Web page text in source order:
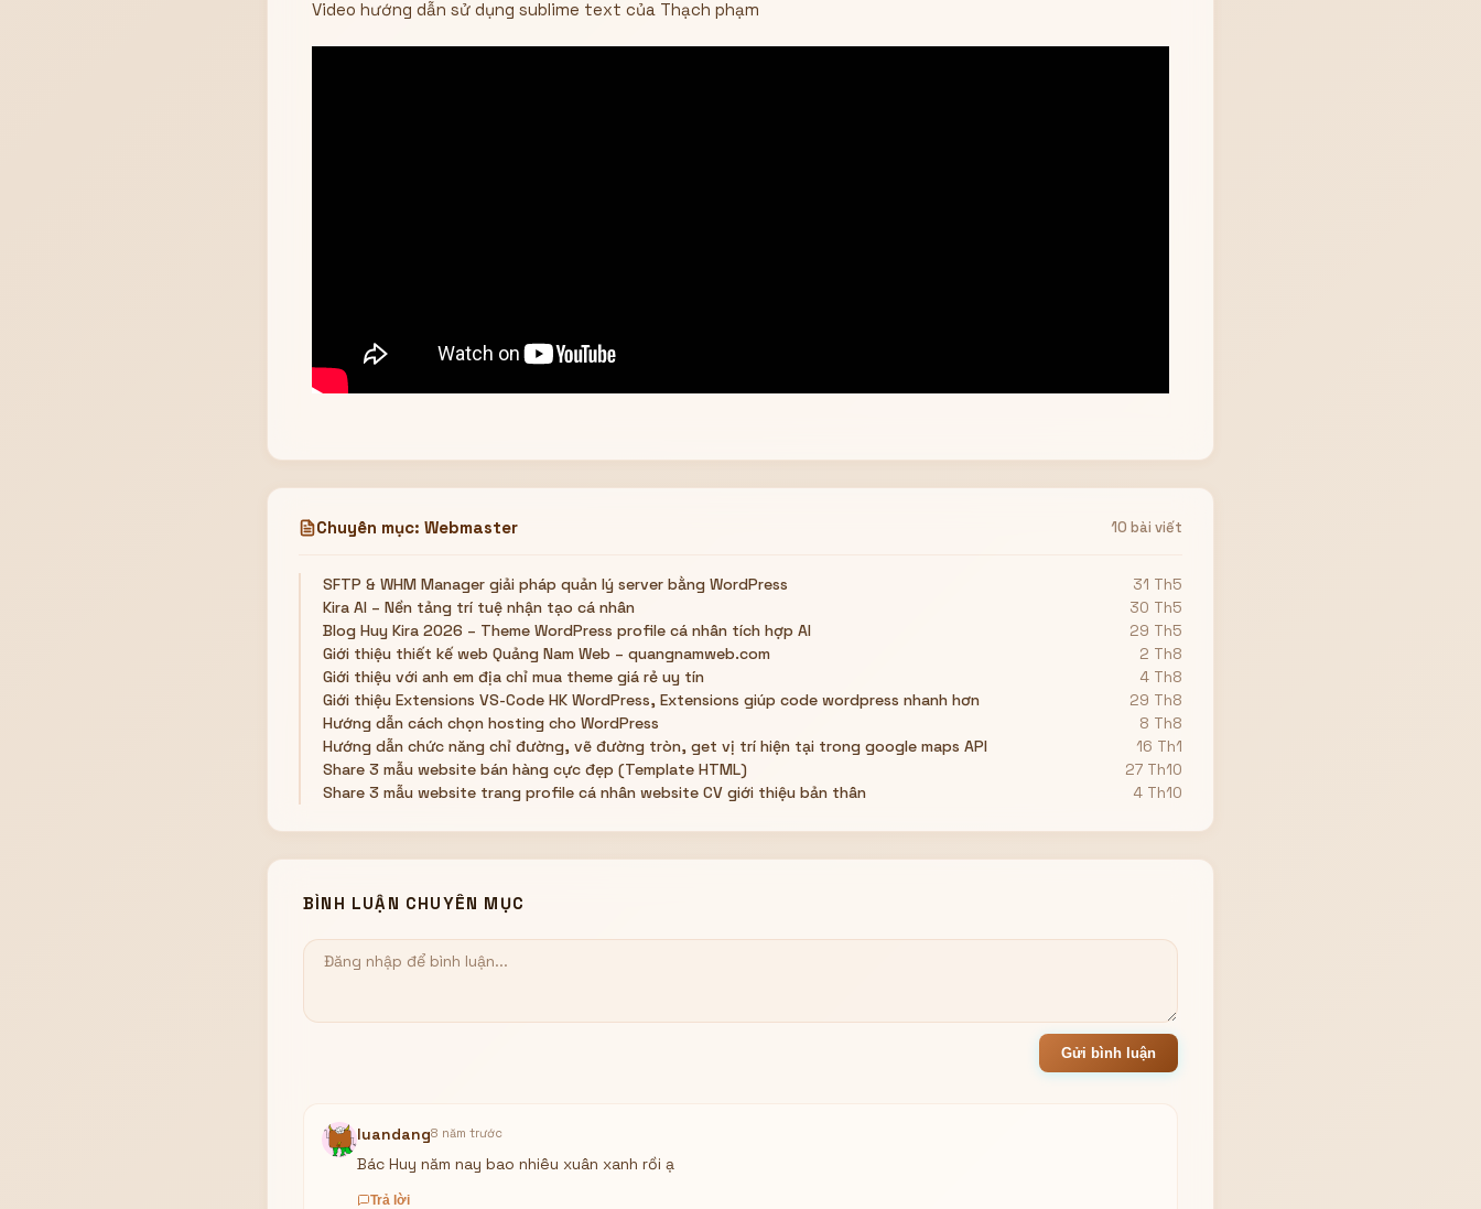
Video hướng dẫn sử dụng sublime text của Thạch phạm
Chuyên mục: Webmaster 10 bài viết
SFTP & WHM Manager giải pháp quản lý server bằng WordPress
31 Th5
Kira AI – Nền tảng trí tuệ nhận tạo cá nhân
30 Th5
Blog Huy Kira 2026 – Theme WordPress profile cá nhân tích hợp AI
29 Th5
Giới thiệu thiết kế web Quảng Nam Web – quangnamweb.com
2 Th8
Giới thiệu với anh em địa chỉ mua theme giá rẻ uy tín
4 Th8
Giới thiệu Extensions VS-Code HK WordPress, Extensions giúp code wordpress nhanh hơn
29 Th8
Hướng dẫn cách chọn hosting cho WordPress
8 Th8
Hướng dẫn chức năng chỉ đường, vẽ đường tròn, get vị trí hiện tại trong google maps API
16 Th1
Share 3 mẫu website bán hàng cực đẹp (Template HTML)
27 Th10
Share 3 mẫu website trang profile cá nhân website CV giới thiệu bản thân
4 Th10
BÌNH LUẬN CHUYÊN MỤC
Gửi bình luận
luandang8 năm trước
Bác Huy năm nay bao nhiêu xuân xanh rồi ạ
Trả lời